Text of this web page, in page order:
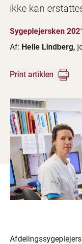
ikke kan
Sygeplejersken
Af: Helle Lindberg,
Print artiklen